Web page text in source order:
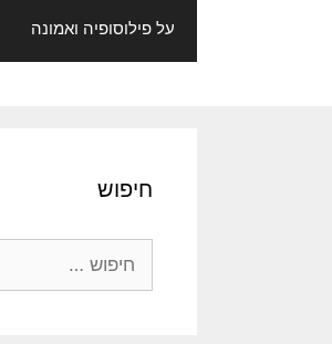
על פילוסופיה ואמונה
חיפוש